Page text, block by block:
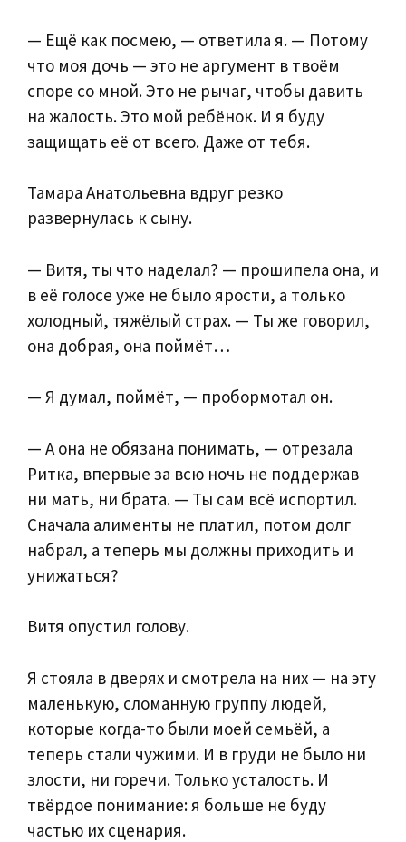
— Ещё как посмею, — ответила я. — Потому
что моя дочь — это не аргумент в твоём
споре со мной. Это не рычаг, чтобы давить
на жалость. Это мой ребёнок. И я буду
защищать её от всего. Даже от тебя.
Тамара Анатольевна вдруг резко
развернулась к сыну.
— Витя, ты что наделал? — прошипела она, и
в её голосе уже не было ярости, а только
холодный, тяжёлый страх. — Ты же говорил,
она добрая, она поймёт…
— Я думал, поймёт, — пробормотал он.
— А она не обязана понимать, — отрезала
Ритка, впервые за всю ночь не поддержав
ни мать, ни брата. — Ты сам всё испортил.
Сначала алименты не платил, потом долг
набрал, а теперь мы должны приходить и
унижаться?
Витя опустил голову.
Я стояла в дверях и смотрела на них — на эту
маленькую, сломанную группу людей,
которые когда-то были моей семьёй, а
теперь стали чужими. И в груди не было ни
злости, ни горечи. Только усталость. И
твёрдое понимание: я больше не буду
частью их сценария.